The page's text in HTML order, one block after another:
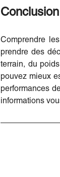
Conclusion
Comprendre
prendre des
terrain, du
pouvez mieux
performances
informations